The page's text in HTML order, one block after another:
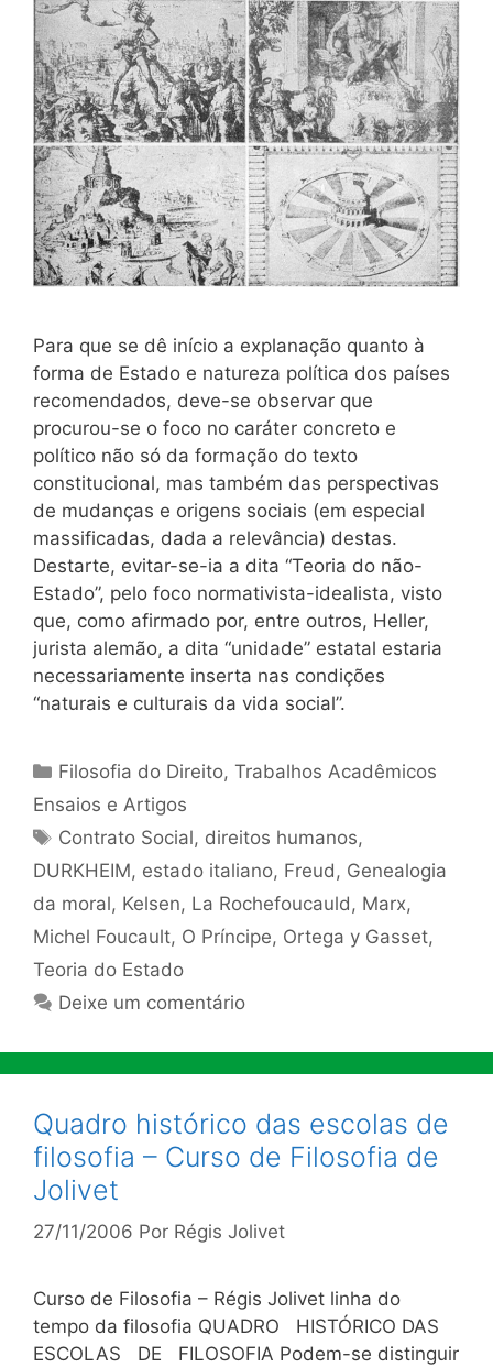
Para que se dê início a explanação quanto à
forma de Estado e natureza política dos países
recomendados, deve-se observar que
procurou-se o foco no caráter concreto e
político não só da formação do texto
constitucional, mas também das perspectivas
de mudanças e origens sociais (em especial
massificadas, dada a relevância) destas.
Destarte, evitar-se-ia a dita “Teoria do não-
Estado”, pelo foco normativista-idealista, visto
que, como afirmado por, entre outros, Heller,
jurista alemão, a dita “unidade” estatal estaria
necessariamente inserta nas condições
“naturais e culturais da vida social”.
Categorias
Filosofia do Direito,Trabalhos Acadêmicos
Ensaios e Artigos
Tags
Contrato Social, direitos humanos,
DURKHEIM, estado italiano, Freud , Genealogia
da moral, Kelsen, La Rochefoucauld , Marx,
Michel Foucault, O Príncipe, Ortega y Gasset,
Teoria do Estado
Deixe um comentário
Quadro histórico das escolas de
filosofia – Curso de Filosofia de
Jolivet
27/11/2006 Por Régis Jolivet
Curso de Filosofia – Régis Jolivet linha do
tempo da filosofia QUADRO HISTÓRICO DAS
ESCOLAS DE FILOSOFIA Podem-se distinguir